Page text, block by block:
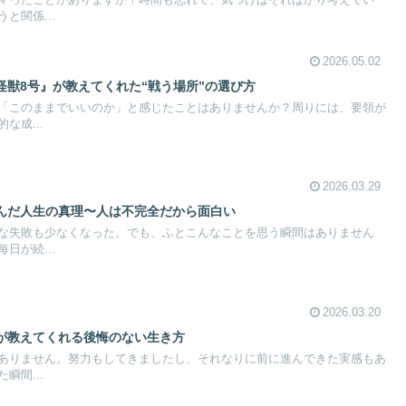
と関係...
2026.05.02
獣8号』が教えてくれた“戦う場所”の選び方
このままでいいのか」と感じたことはありませんか？周りには、要領が
な成...
2026.03.29
だ人生の真理〜人は不完全だから面白い
失敗も少なくなった。でも、ふとこんなことを思う瞬間はありません
日が続...
2026.03.20
教えてくれる後悔のない生き方
りません。努力もしてきましたし、それなりに前に進んできた実感もあ
瞬間...